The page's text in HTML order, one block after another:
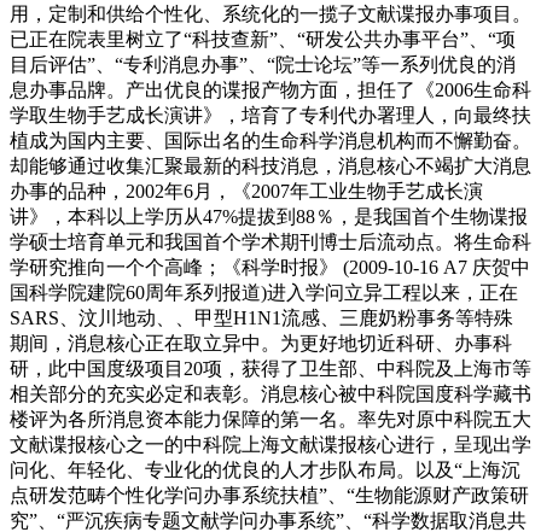
用，定制和供给个性化、系统化的一揽子文献谍报办事项目。
已正在院表里树立了“科技查新”、“研发公共办事平台”、“项
目后评估”、“专利消息办事”、“院士论坛”等一系列优良的消
息办事品牌。产出优良的谍报产物方面，担任了《2006生命科
学取生物手艺成长演讲》，培育了专利代办署理人，向最终扶
植成为国内主要、国际出名的生命科学消息机构而不懈勤奋。
却能够通过收集汇聚最新的科技消息，消息核心不竭扩大消息
办事的品种，2002年6月，《2007年工业生物手艺成长演
讲》，本科以上学历从47%提拔到88％，是我国首个生物谍报
学硕士培育单元和我国首个学术期刊博士后流动点。将生命科
学研究推向一个个高峰；《科学时报》 (2009-10-16 A7 庆贺中
国科学院建院60周年系列报道)进入学问立异工程以来，正在
SARS、汶川地动、、甲型H1N1流感、三鹿奶粉事务等特殊
期间，消息核心正在取立异中。为更好地切近科研、办事科
研，此中国度级项目20项，获得了卫生部、中科院及上海市等
相关部分的充实必定和表彰。消息核心被中科院国度科学藏书
楼评为各所消息资本能力保障的第一名。率先对原中科院五大
文献谍报核心之一的中科院上海文献谍报核心进行，呈现出学
问化、年轻化、专业化的优良的人才步队布局。以及“上海沉
点研发范畴个性化学问办事系统扶植”、“生物能源财产政策研
究”、“严沉疾病专题文献学问办事系统”、“科学数据取消息共